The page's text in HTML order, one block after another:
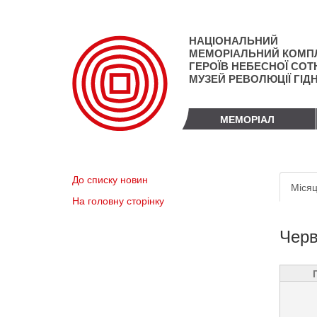
НАЦІОНАЛЬНИЙ
МЕМОРІАЛЬНИЙ
ГЕРОЇВ НЕБЕСНОЇ
МУЗЕЙ РЕВОЛЮЦІЇ
МЕМОРІАЛ
До списку новин
На головну сторінку